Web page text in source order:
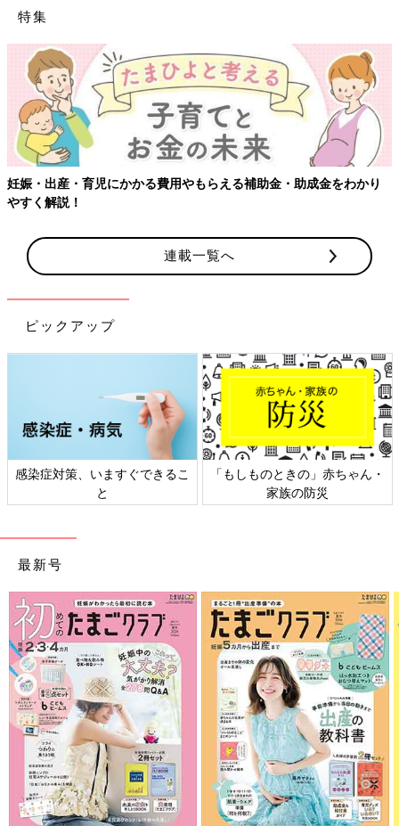
特集
【ワクチン接種できるものも】妊婦の感染症対策、知っておいて！
連載一覧へ
ピックアップ
日本外来小児科学会リーフレッ
ト検討会
六星占術 細木かおりさんの人
相談
最新号